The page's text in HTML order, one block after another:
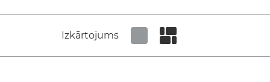
Izkārtojums